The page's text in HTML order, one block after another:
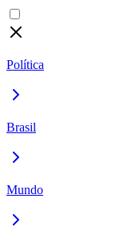
Política
Brasil
Mundo